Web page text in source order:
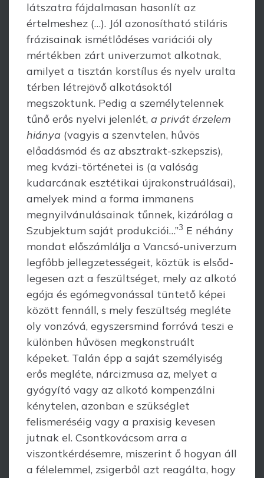
látszatra fájdalmasan hasonlít az
értelmeshez (…). Jól azonosítható stiláris
frázisainak ismétlődéses variációi oly
mértékben zárt univerzumot alkotnak,
amilyet a tisztán korstílus és nyelv uralta
térben létrejövő alkotásoktól
megszoktunk. Pedig a személytelennek
tűnő erős nyelvi jelenlét, a privát érzelem
hiánya (vagyis a szenvtelen, hűvös
előadásmód és az absztrakt-szkepszis),
meg kvázi-történetei is (a valóság
kudarcának esztétikai újrakonstruálásai),
amelyek mind a forma immanens
megnyilvánulásainak tűnnek, kizárólag a
Szubjektum saját produkciói…”3 E néhány
mondat előszámlálja a Vancsó-univerzum
legfőbb jellegzetességeit, köztük is elsőd­
legesen azt a feszültséget, mely az alkotó
egója és egómegvonással tüntető képei
között fennáll, s mely feszültség megléte
oly vonzóvá, egyszersmind forróvá teszi e
különben hűvösen megkonstruált
képeket. Talán épp a saját személyiség
erős meg­léte, nárcizmusa az, melyet a
gyógyító vagy az alkotó kompenzálni
kénytelen, azon­ban e szükséglet
felismeréséig vagy a praxisig kevesen
jutnak el. Csontkovácsom arra a
viszontkérdésemre, miszerint ő hogyan áll
a félelemmel, zsigerből azt reagálta, hogy